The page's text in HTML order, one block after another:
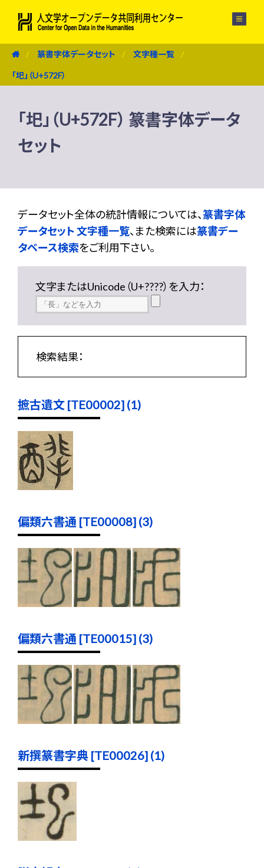
篆書字体データセット 文字種一覧
「圯」（U+572F）
「圯」（U+572F） 篆書字体データ
セット
データセット全体の統計情報については、篆書字体
データセット 文字種一覧、また検索には篆書デー
タベース検索をご利用下さい。
文字またはUnicode（U+????）を入力：
検索結果：
摭古遺文 [TE00002] (1)
偏類六書通 [TE00008] (3)
偏類六書通 [TE00015] (3)
新撰篆書字典 [TE00026] (1)